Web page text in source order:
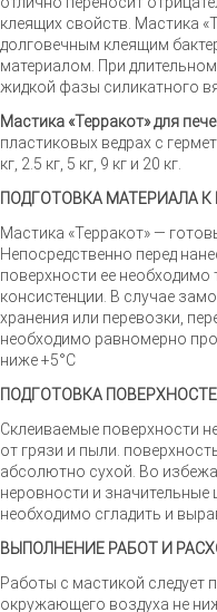
клеящих свойств. Мастика
долговечным клеящим
материалом. При
жидкой фазы силикатного
Мастика «Терракот» для
пластиковых ведрах с
кг, 2.5 кг, 5 кг, 9 кг и 20 кг.
ПОДГОТОВКА МАТЕРИАЛА К
Мастика «Терракот» —
Непосредственно перед
поверхности ее
консистенции. В случае
хранения или перевозки,
необходимо равномерно
ниже +5°С
ПОДГОТОВКА
Склеиваемые поверхности
от грязи и пыли.
абсолютно сухой. Во
неровности и
необходимо сгладить и
ВЫПОЛНЕНИЕ РАБОТ И
Работы с мастикой следует
окружающего воздуха не